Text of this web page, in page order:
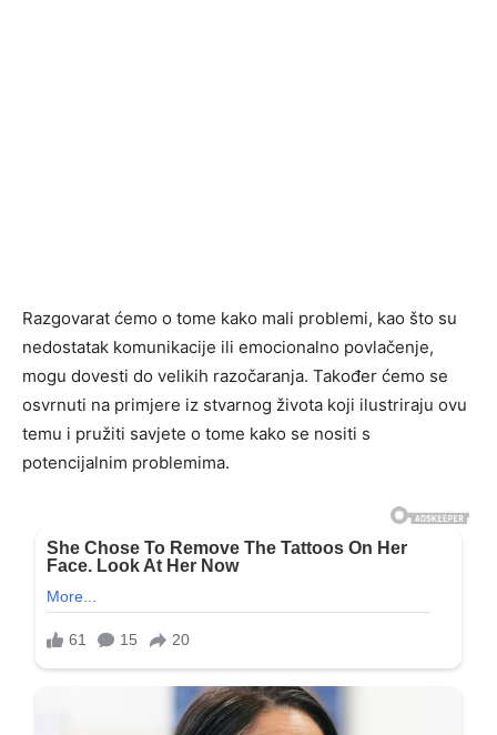
Razgovarat ćemo o tome kako mali problemi, kao što su
nedostatak komunikacije ili emocionalno povlačenje,
mogu dovesti do velikih razočaranja. Također ćemo se
osvrnuti na primjere iz stvarnog života koji ilustriraju ovu
temu i pružiti savjete o tome kako se nositi s
potencijalnim problemima.